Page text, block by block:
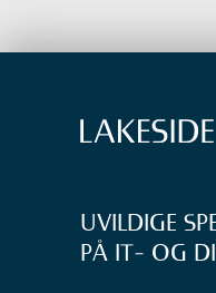
UVILDIGE
PÅ IT- OG